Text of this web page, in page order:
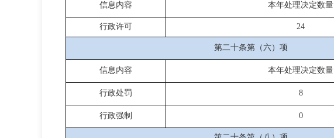
信息内容 本年处理决定数量
行政许可 24
第二十条第（六）项
信息内容 本年处理决定数量
行政处罚 8
行政强制 0